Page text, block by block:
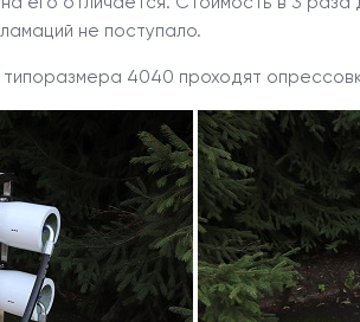
не поступало.
4040 проходят